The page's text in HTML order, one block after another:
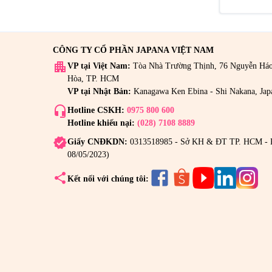
CÔNG TY CỔ PHẦN JAPANA VIỆT NAM
apartment VP tại Việt Nam: Tòa Nhà Trường Thịnh, 76 Nguyễn
Hòa, TP. HCM
VP tại Nhật Bản: Kanagawa Ken Ebina - Shi Nakana,
headset_mic Hotline CSKH: 0975 800 600
Hotline khiếu nại: (028) 7108 8889
verifiedGiấy CNĐKDN: 0313518985 - Sở KH & ĐT TP. HCM -
08/05/2023)
share Kết nối với chúng tôi: